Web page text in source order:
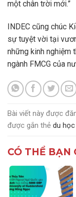
một chân trời mới.”
INDEC cũng chúc
sự tuyệt vời tại
những kinh nghiệm
ngành FMCG của
Bài viết này được
được gắn thẻ du học
CÓ THỂ BẠN